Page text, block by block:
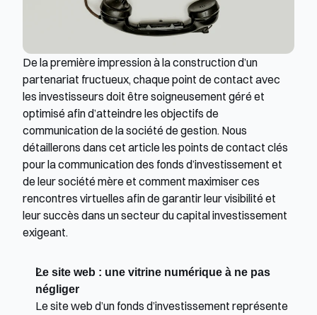
De la première impression à la construction d’un
partenariat fructueux, chaque point de contact avec
les investisseurs doit être soigneusement géré et
optimisé afin d’atteindre les objectifs de
communication de la société de gestion. Nous
détaillerons dans cet article les points de contact clés
pour la communication des fonds d’investissement et
de leur société mère et comment maximiser ces
rencontres virtuelles afin de garantir leur visibilité et
leur succès dans un secteur du capital investissement
exigeant.
Le site web : une vitrine numérique à ne pas
négliger
Le site web d’un fonds d’investissement représente